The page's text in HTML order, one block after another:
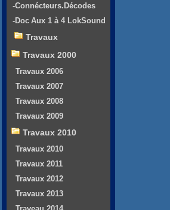
-Connécteurs.Décodes
-Doc Aux 1 à 4 LokSound
Travaux
Travaux 2000
Travaux 2006
Travaux 2007
Travaux 2008
Travaux 2009
Travaux 2010
Travaux 2010
Travaux 2011
Travaux 2012
Travaux 2013